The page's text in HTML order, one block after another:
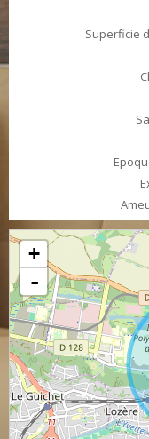
Superficie
+
-